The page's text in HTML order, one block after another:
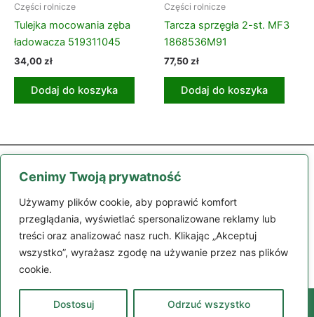
Cenimy Twoją prywatność
Używamy plików cookie, aby poprawić komfort
przeglądania, wyświetlać spersonalizowane reklamy lub
treści oraz analizować nasz ruch. Klikając „Akceptuj
wszystko”, wyrażasz zgodę na używanie przez nas plików
cookie.
Dostosuj Odrzuć wszystko
Części rolnicze
Tulejka mocowania zęba
ładowacza 519311045
34,00zł
Dodaj do koszyka
Części rolnicze
Tarcza sprzęgła 2-st. MF3
1868536M91
77,50zł
Dodaj do koszyka
Części Maszyny Moje konto Zamówienie
Regulamin
Kontakt
98-200 Sieradz, ul. Polskiej Organizacji Wojskowej 132 664 305 109